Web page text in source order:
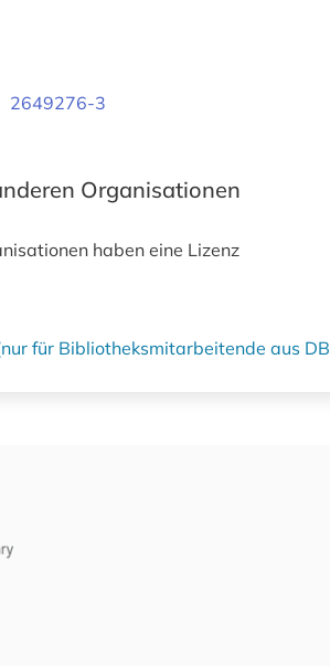
2649276-3
Organisationen
haben eine Lizenz
für Bibliotheksmitarbeitende aus